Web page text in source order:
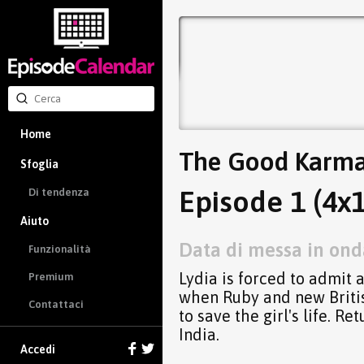
Home
Sfoglia
Di tendenza
Aiuto
Funzionalità
Premium
Contattaci
Accedi
The Good
Episode 1
Data di messa in
Lydia is forced to admit
when Ruby and new
to save the girl's life.
India.